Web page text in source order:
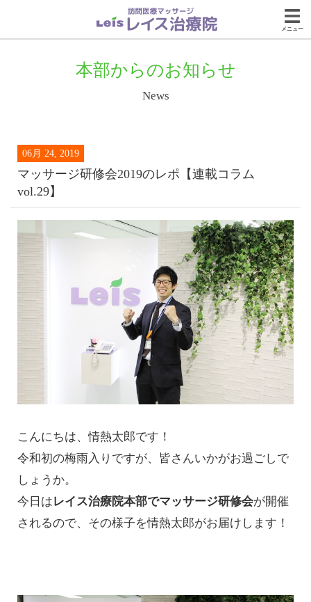
メニュー
本部からのお知らせ
News
06月 24, 2019
マッサージ研修会2019のレポ【連載コラム
vol.29】
こんにちは、情熱太郎です！
令和初の梅雨入りですが、皆さんいかがお過ごしで
しょうか。
今日はレイス治療院本部でマッサージ研修会が開催
されるので、その様子を情熱太郎がお届けします！